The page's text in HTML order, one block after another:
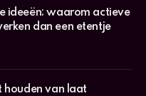
ideeën: waarom actieve
dan een etentje
houden van laat